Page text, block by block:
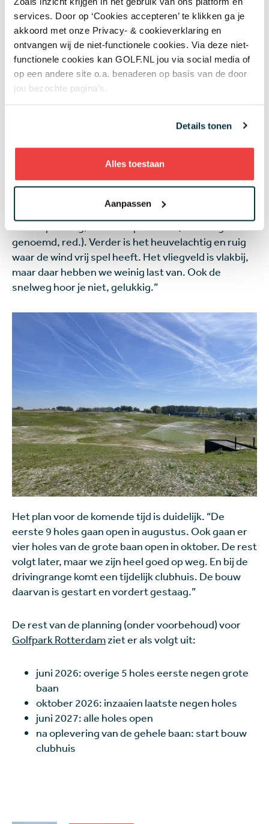
services. Door op ‘Cookies accepteren’ te klikken ga je
akkoord met onze Privacy- & cookieverklaring en
ontvangen wij de niet-functionele cookies. Via deze niet-
functionele cookies kan GOLF.NL jou via social media of
op een andere site o.a. benaderen op basis van de door
jou bezochte pagina’s.
Details tonen
Alles toestaan
Aanpassen
gezorgd dat we verder konden met de bouw. Voor de
baan zelf is het iets minder geweest. Maar voor de
aanleg van een golfbaan hebben we het liever te
droog dan te nat, want daar kunnen we wat aan
doen.”
De contouren van de baan zijn al goed zichtbaar, ook
voor de grote baan. “Het is een inland links”, zegt
Schaap. “Het is een inland links ontwerp. Er komen
risico voor de nazorgvoorzieningen. Wel typische
genoemd, red.). Verder is het heuvelachtig en ruig
waar de wind vrij spel heeft. Het vliegveld is vlakbij,
maar daar hebben we weinig last van. Ook de
snelweg hoor je niet, gelukkig.”
Het plan voor de komende tijd is duidelijk. “De
eerste 9 holes gaan open in augustus. Ook gaan er
vier holes van de grote baan open in oktober. De rest
volgt later, maar we zijn heel goed op weg. En bij de
drivingrange komt een tijdelijk clubhuis. De bouw
daarvan is gestart en vordert gestaag.”
De rest van de planning (onder voorbehoud) voor
Golfpark Rotterdamziet er als volgt uit:
juni 2026: overige 5 holes eerste negen grote
baan
oktober 2026: inzaaien laatste negen holes
juni 2027: alle holes open
na oplevering van de gehele baan: start bouw
clubhuis